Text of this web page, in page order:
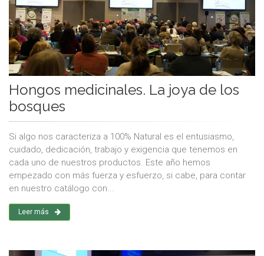
Hongos medicinales. La joya de los
bosques
Si algo nos caracteriza a 100% Natural es el entusiasmo,
cuidado, dedicación, trabajo y exigencia que tenemos en
cada uno de nuestros productos. Este año hemos
empezado con más fuerza y esfuerzo, si cabe, para contar
en nuestro catálogo con...
Leer más